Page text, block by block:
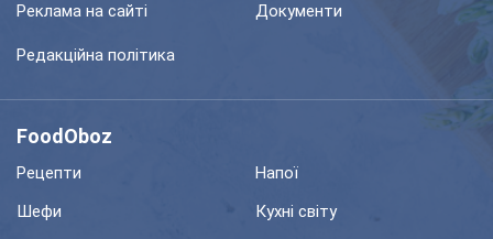
Реклама на сайті Документи
Редакційна політика
FoodOboz
Рецепти
Напої
Шефи
Кухні світу